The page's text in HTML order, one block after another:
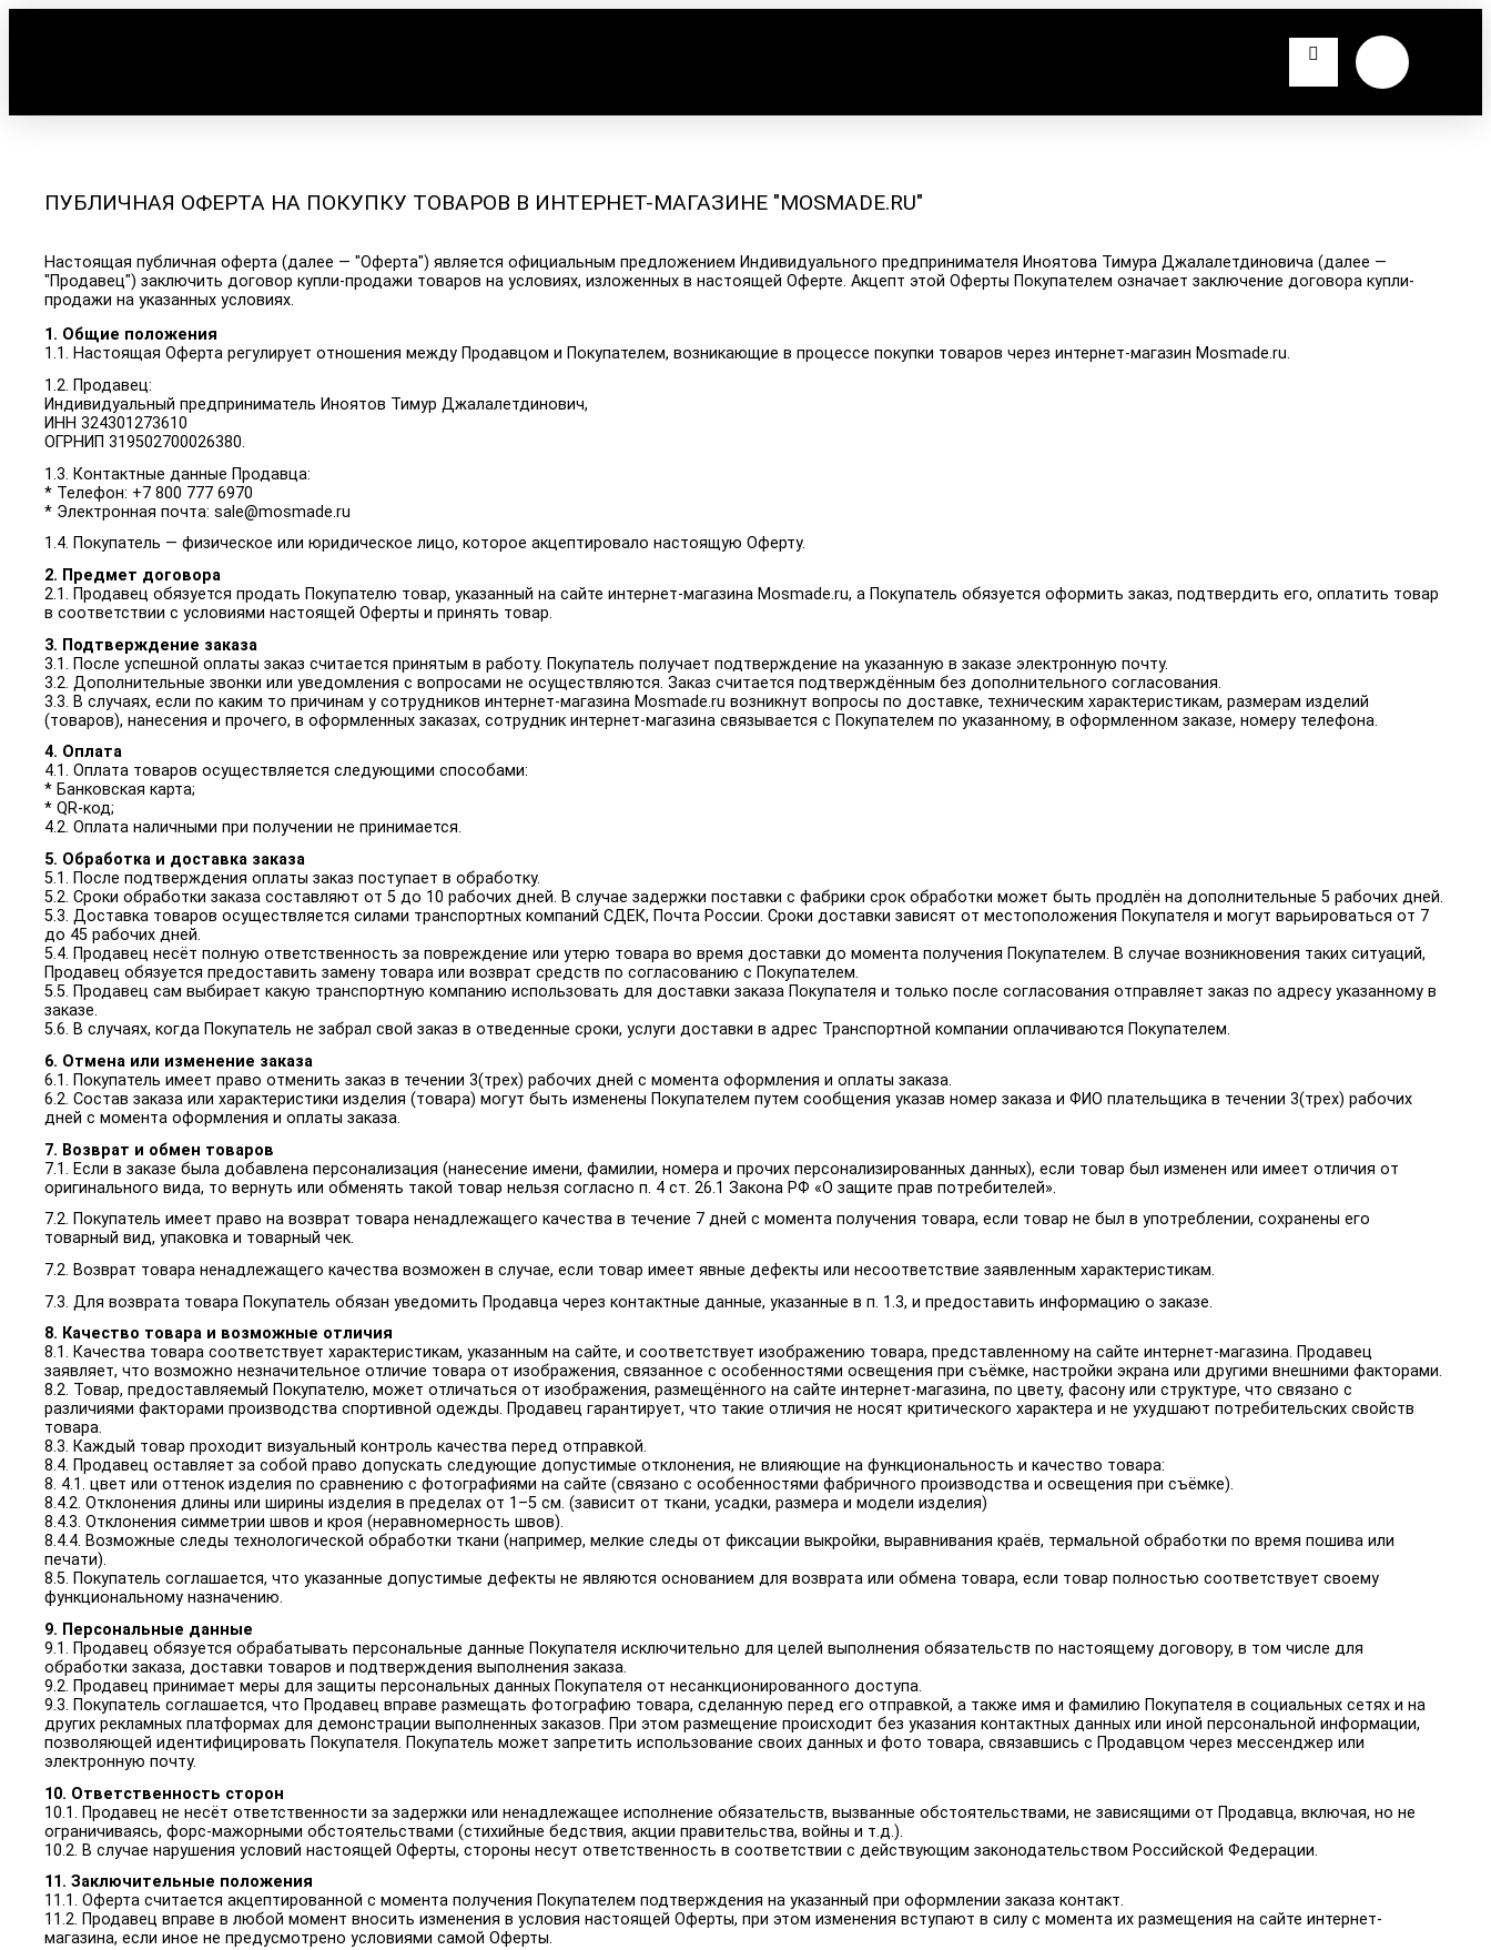
ПУБЛИЧНАЯ ОФЕРТА НА ПОКУПКУ ТОВАРОВ В ИНТЕРНЕТ-МАГАЗИНЕ "MOSMADE.RU"
Настоящая публичная оферта (далее — "Оферта") является официальным предложением Индивидуального предпринимателя Иноятова Тимура Джалалетдиновича (далее —
"Продавец") заключить договор купли-продажи товаров на условиях, изложенных в настоящей Оферте. Акцепт этой Оферты Покупателем означает заключение договора купли-
продажи на указанных условиях.
1. Общие положения
1.1. Настоящая Оферта регулирует отношения между Продавцом и Покупателем, возникающие в процессе покупки товаров через интернет-магазин Mosmade.ru.
1.2. Продавец:
Индивидуальный предприниматель Иноятов Тимур Джалалетдинович,
ИНН 324301273610
ОГРНИП 319502700026380.
1.3. Контактные данные Продавца:
* Телефон: +7 800 777 6970
* Электронная почта: sale@mosmade.ru
1.4. Покупатель — физическое или юридическое лицо, которое акцептировало настоящую Оферту.
2. Предмет договора
2.1. Продавец обязуется продать Покупателю товар, указанный на сайте интернет-магазина Mosmade.ru, а Покупатель обязуется оформить заказ, подтвердить его, оплатить товар
в соответствии с условиями настоящей Оферты и принять товар.
3. Подтверждение заказа
3.1. После успешной оплаты заказ считается принятым в работу. Покупатель получает подтверждение на указанную в заказе электронную почту.
3.2. Дополнительные звонки или уведомления с вопросами не осуществляются. Заказ считается подтверждённым без дополнительного согласования.
3.3. В случаях, если по каким то причинам у сотрудников интернет-магазина Mosmade.ru возникнут вопросы по доставке, техническим характеристикам, размерам изделий
(товаров), нанесения и прочего, в оформленных заказах, сотрудник интернет-магазина связывается с Покупателем по указанному, в оформленном заказе, номеру телефона.
4. Оплата
4.1. Оплата товаров осуществляется следующими способами:
* Банковская карта;
* QR-код;
4.2. Оплата наличными при получении не принимается.
5. Обработка и доставка заказа
5.1. После подтверждения оплаты заказ поступает в обработку.
5.2. Сроки обработки заказа составляют от 5 до 10 рабочих дней. В случае задержки поставки с фабрики срок обработки может быть продлён на дополнительные 5 рабочих дней.
5.3. Доставка товаров осуществляется силами транспортных компаний СДЕК, Почта России. Сроки доставки зависят от местоположения Покупателя и могут варьироваться от 7
до 45 рабочих дней.
5.4. Продавец несёт полную ответственность за повреждение или утерю товара во время доставки до момента получения Покупателем. В случае возникновения таких ситуаций,
Продавец обязуется предоставить замену товара или возврат средств по согласованию с Покупателем.
5.5. Продавец сам выбирает какую транспортную компанию использовать для доставки заказа Покупателя и только после согласования отправляет заказ по адресу указанному в
заказе.
5.6. В случаях, когда Покупатель не забрал свой заказ в отведенные сроки, услуги доставки в адрес Транспортной компании оплачиваются Покупателем.
6. Отмена или изменение заказа
6.1. Покупатель имеет право отменить заказ в течении 3(трех) рабочих дней с момента оформления и оплаты заказа.
6.2. Состав заказа или характеристики изделия (товара) могут быть изменены Покупателем путем сообщения указав номер заказа и ФИО плательщика в течении 3(трех) рабочих
дней с момента оформления и оплаты заказа.
7. Возврат и обмен товаров
7.1. Если в заказе была добавлена персонализация (нанесение имени, фамилии, номера и прочих персонализированных данных), если товар был изменен или имеет отличия от
оригинального вида, то вернуть или обменять такой товар нельзя согласно п. 4 ст. 26.1 Закона РФ «О защите прав потребителей».
7.2. Покупатель имеет право на возврат товара ненадлежащего качества в течение 7 дней с момента получения товара, если товар не был в употреблении, сохранены его
товарный вид, упаковка и товарный чек.
7.2. Возврат товара ненадлежащего качества возможен в случае, если товар имеет явные дефекты или несоответствие заявленным характеристикам.
7.3. Для возврата товара Покупатель обязан уведомить Продавца через контактные данные, указанные в п. 1.3, и предоставить информацию о заказе.
8. Качество товара и возможные отличия
8.1. Качества товара соответствует характеристикам, указанным на сайте, и соответствует изображению товара, представленному на сайте интернет-магазина. Продавец
заявляет, что возможно незначительное отличие товара от изображения, связанное с особенностями освещения при съёмке, настройки экрана или другими внешними факторами.
8.2. Товар, предоставляемый Покупателю, может отличаться от изображения, размещённого на сайте интернет-магазина, по цвету, фасону или структуре, что связано с
различиями факторами производства спортивной одежды. Продавец гарантирует, что такие отличия не носят критического характера и не ухудшают потребительских свойств
товара.
8.3. Каждый товар проходит визуальный контроль качества перед отправкой.
8.4. Продавец оставляет за собой право допускать следующие допустимые отклонения, не влияющие на функциональность и качество товара:
8. 4.1. цвет или оттенок изделия по сравнению с фотографиями на сайте (связано с особенностями фабричного производства и освещения при съёмке).
8.4.2. Отклонения длины или ширины изделия в пределах от 1–5 см. (зависит от ткани, усадки, размера и модели изделия)
8.4.3. Отклонения симметрии швов и кроя (неравномерность швов).
8.4.4. Возможные следы технологической обработки ткани (например, мелкие следы от фиксации выкройки, выравнивания краёв, термальной обработки по время пошива или
печати).
8.5. Покупатель соглашается, что указанные допустимые дефекты не являются основанием для возврата или обмена товара, если товар полностью соответствует своему
функциональному назначению.
9. Персональные данные
9.1. Продавец обязуется обрабатывать персональные данные Покупателя исключительно для целей выполнения обязательств по настоящему договору, в том числе для
обработки заказа, доставки товаров и подтверждения выполнения заказа.
9.2. Продавец принимает меры для защиты персональных данных Покупателя от несанкционированного доступа.
9.3. Покупатель соглашается, что Продавец вправе размещать фотографию товара, сделанную перед его отправкой, а также имя и фамилию Покупателя в социальных сетях и на
других рекламных платформах для демонстрации выполненных заказов. При этом размещение происходит без указания контактных данных или иной персональной информации,
позволяющей идентифицировать Покупателя. Покупатель может запретить использование своих данных и фото товара, связавшись с Продавцом через мессенджер или
электронную почту.
10. Ответственность сторон
10.1. Продавец не несёт ответственности за задержки или ненадлежащее исполнение обязательств, вызванные обстоятельствами, не зависящими от Продавца, включая, но не
ограничиваясь, форс-мажорными обстоятельствами (стихийные бедствия, акции правительства, войны и т.д.).
10.2. В случае нарушения условий настоящей Оферты, стороны несут ответственность в соответствии с действующим законодательством Российской Федерации.
11. Заключительные положения
11.1. Оферта считается акцептированной с момента получения Покупателем подтверждения на указанный при оформлении заказа контакт.
11.2. Продавец вправе в любой момент вносить изменения в условия настоящей Оферты, при этом изменения вступают в силу с момента их размещения на сайте интернет-
магазина, если иное не предусмотрено условиями самой Оферты.